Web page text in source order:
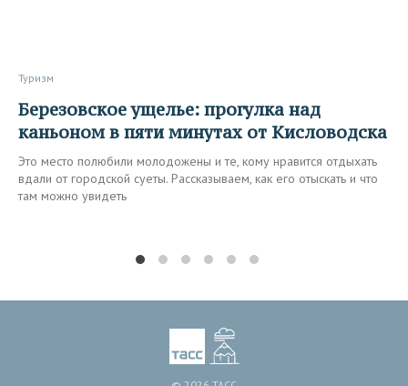
Туризм
Березовское ущелье: прогулка над
каньоном в пяти минутах от Кисловодска
Это место полюбили молодожены и те, кому нравится отдыхать
вдали от городской суеты. Рассказываем, как его отыскать и что
там можно увидеть